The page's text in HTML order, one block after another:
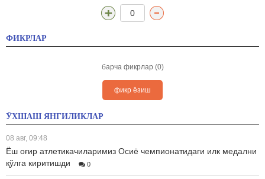
0
ФИКРЛАР
барча фикрлар (0)
фикр ёзиш
ЎХШАШ ЯНГИЛИКЛАР
08 авг, 09:48
Ёш оғир атлетикачиларимиз Осиё чемпионатидаги илк медални
қўлга киритишди
0